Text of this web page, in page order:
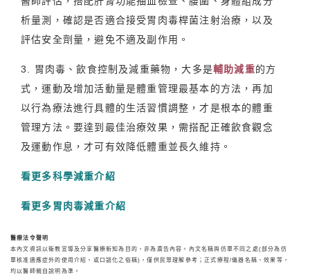
析量測，確認是否適合接受胃肉毒桿菌注射治療，以及
評估安全劑量，避免不適及副作用。
3. 胃肉毒、飲食控制及減重藥物，大多是輔助減重的方
式，運動及增加活動量是體重管理最基本的方法，再加
以行為療法進行具體的生活習慣調整，才是根本的體重
管理方法。要達到最佳治療效果，需搭配正確飲食觀念
及運動作息，才可有效降低體重並長久維持。
看更多科學減重介紹
看更多胃肉毒減重介紹
醫療法令聲明
本內文資訊以衛教宣導及分享醫療新知為目的，非為廣告內容。內文名稱與仿單不同之處(部分為仿
單核准適應症外的使用介紹，或口語化之俗稱)，僅供民眾理解參考；正式療程/儀器名稱、效果等，
均以醫師親自說明為準。